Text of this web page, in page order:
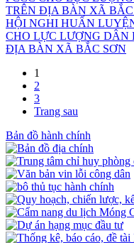
HỘI NGHI HUẤN
CHO LỰC LƯỢNG DÂN
ĐỊA BÀN XÃ BẮC SƠN
1
2
3
Trang sau
Bản đồ hành chính